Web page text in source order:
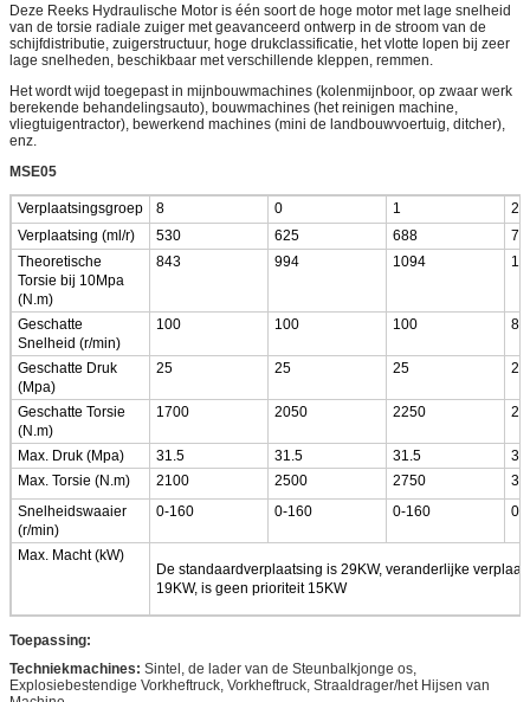
Deze Reeks Hydraulische Motor is één soort de hoge motor met lage snelheid
van de torsie radiale zuiger met geavanceerd ontwerp in de stroom van de
schijfdistributie, zuigerstructuur, hoge drukclassificatie, het vlotte lopen bij zeer
lage snelheden, beschikbaar met verschillende kleppen, remmen.
Het wordt wijd toegepast in mijnbouwmachines (kolenmijnboor, op zwaar werk
berekende behandelingsauto), bouwmachines (het reinigen machine,
vliegtuigentractor), bewerkend machines (mini de landbouwvoertuig, ditcher),
enz.
MSE05
Verplaatsingsgroep 8 0 1
2
Verplaatsing (ml/r)
530 625 688
Theoretische
Torsie bij 10Mpa
(N.m)
843 994 1094
Geschatte
Snelheid (r/min)
100 100 100 80
Geschatte Druk
(Mpa)
25 25 25 25
Geschatte Torsie
(N.m)
1700 2050 2250
Max. Druk (Mpa) 31.5 31.5 31.5
Max. Torsie (N.m)
2100 2500 2750
Snelheidswaaier
(r/min)
0-160 0-160 0-160 0-
Max. Macht (kW)
De standaardverplaatsing is 29KW, veranderlijke
19KW, is geen prioriteit 15KW
Toepassing:
Techniekmachines: Sintel, de lader van de Steunbalkjonge os,
Explosiebestendige Vorkheftruck, Vorkheftruck, Straaldrager/het Hijsen van